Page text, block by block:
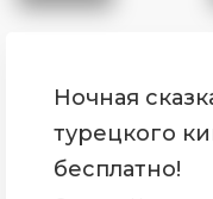
Ночная
турецкого
бесплатно!